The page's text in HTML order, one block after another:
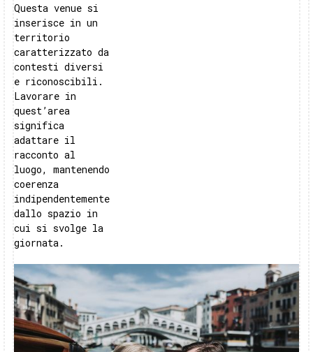
Questa venue si
inserisce in un
territorio
caratterizzato da
contesti diversi
e riconoscibili.
Lavorare in
quest’area
significa
adattare il
racconto al
luogo, mantenendo
coerenza
indipendentemente
dallo spazio in
cui si svolge la
giornata.